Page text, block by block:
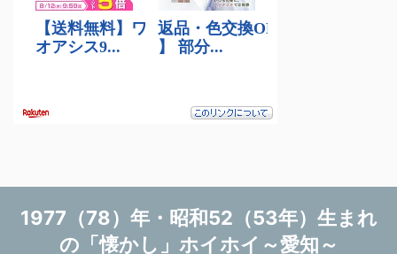
1977（78）年・昭和52（53年）生まれ
の「懐かし」ホイホイ～愛知～